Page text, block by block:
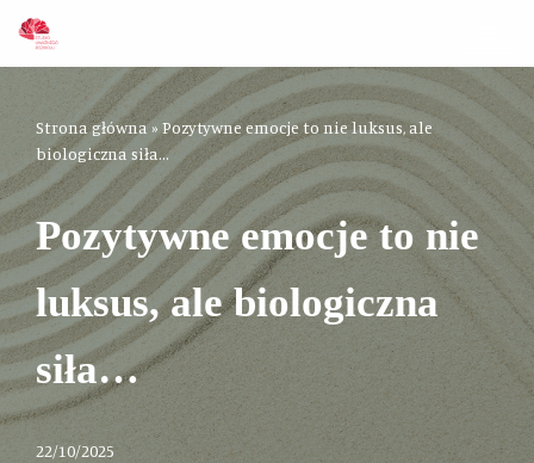
Przejdź
treści
Strona główna» Pozytywne emocje to nie luksus, ale
biologiczna siła…
Pozytywne emocje to nie
luksus, ale biologiczna
siła…
22/10/2025